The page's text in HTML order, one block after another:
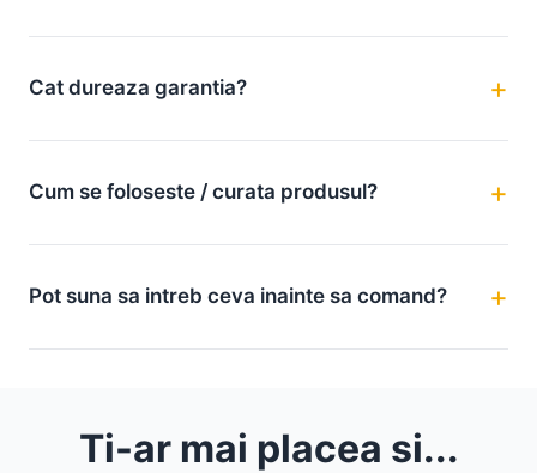
Cat dureaza garantia?
Cum se foloseste / curata produsul?
Pot suna sa intreb ceva inainte sa comand?
Ti-ar mai placea si...